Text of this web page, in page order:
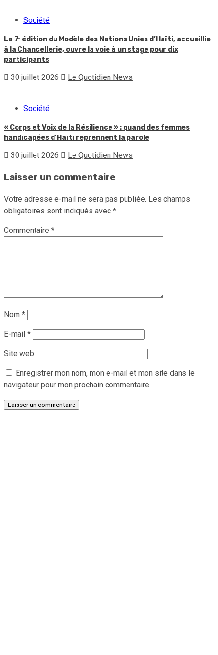
Société
La 7ᵉ édition du Modèle des Nations Unies d’Haïti, accueillie
à la Chancellerie, ouvre la voie à un stage pour dix
participants
30 juillet 2026 Le Quotidien News
Société
« Corps et Voix de la Résilience » : quand des femmes
handicapées d’Haïti reprennent la parole
30 juillet 2026 Le Quotidien News
Laisser un commentaire
Votre adresse e-mail ne sera pas publiée. Les champs
obligatoires sont indiqués avec *
Commentaire *
Nom *
E-mail *
Site web
Enregistrer mon nom, mon e-mail et mon site dans le
navigateur pour mon prochain commentaire.